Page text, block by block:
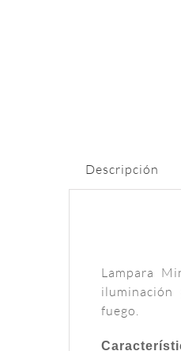
Descripción
Lampara
fuego.